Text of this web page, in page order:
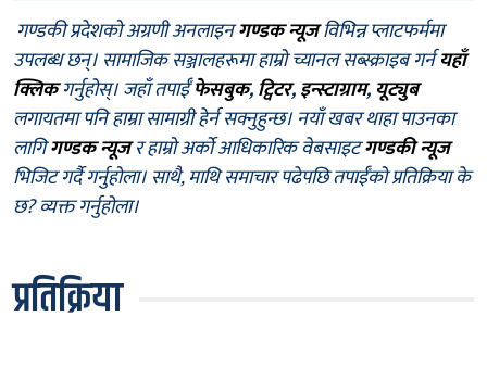
गण्डकी प्रदेशको अग्रणी अनलाइनगण्डक न्यूजविभिन्न प्लाटफर्ममा
उपलब्ध छन्। सामाजिक सञ्जालहरूमा हाम्रो च्यानल सब्स्क्राइब गर्नयहाँ
क्लिकगर्नुहोस्। जहाँ तपाईँफेसबुक,ट्विटर,इन्स्टाग्राम, यूट्युब
लगायतमा पनि हाम्रा सामाग्री हेर्न सक्नुहुन्छ। नयाँ खबर थाहा पाउनका
लागिगण्डक न्यूजर हाम्रो अर्को आधिकारिक वेबसाइटगण्डकी न्यूज
भिजिट गर्दै गर्नुहोला। साथै, माथि समाचार पढेपछि तपाईँको प्रतिक्रिया के
छ? व्यक्त गर्नुहोला।
प्रतिक्रिया